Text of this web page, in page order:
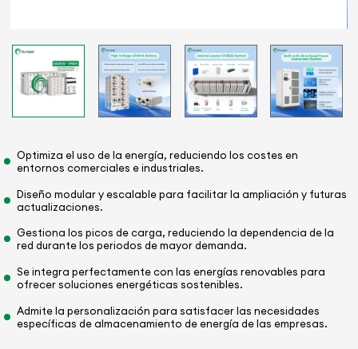
Optimiza el uso de la energía, reduciendo los costes en
entornos comerciales e industriales.
Diseño modular y escalable para facilitar la ampliación y futuras
actualizaciones.
Gestiona los picos de carga, reduciendo la dependencia de la
red durante los periodos de mayor demanda.
Se integra perfectamente con las energías renovables para
ofrecer soluciones energéticas sostenibles.
Admite la personalización para satisfacer las necesidades
específicas de almacenamiento de energía de las empresas.